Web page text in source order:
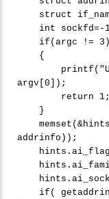
struct
int sockfd=-
if(argc != 3)
{
argv[0]);
return 1;
}
addrinfo));
hints.ai_flags
hints.ai_family
if(